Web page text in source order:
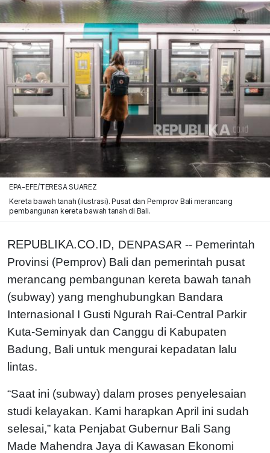
EPA-EFE/TERESA SUAREZ
Kereta bawah tanah (ilustrasi). Pusat dan Pemprov Bali merancang
pembangunan kereta bawah tanah di Bali.
REPUBLIKA.CO.ID, DENPASAR -- Pemerintah
Provinsi (Pemprov) Bali dan pemerintah pusat
merancang pembangunan kereta bawah tanah
(subway) yang menghubungkan Bandara
Internasional I Gusti Ngurah Rai-Central Parkir
Kuta-Seminyak dan Canggu di Kabupaten
Badung, Bali untuk mengurai kepadatan lalu
lintas.
“Saat ini (subway) dalam proses penyelesaian
studi kelayakan. Kami harapkan April ini sudah
selesai,” kata Penjabat Gubernur Bali Sang
Made Mahendra Jaya di Kawasan Ekonomi